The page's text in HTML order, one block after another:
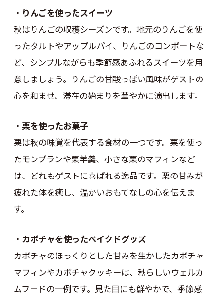
・りんごを使ったスイーツ
秋はりんごの収穫シーズンです。地元のりんごを使
ったタルトやアップルパイ、りんごのコンポートな
ど、シンプルながらも季節感あふれるスイーツを用
意しましょう。りんごの甘酸っぱい風味がゲストの
心を和ませ、滞在の始まりを華やかに演出します。
・栗を使ったお菓子
栗は秋の味覚を代表する食材の一つです。栗を使っ
たモンブランや栗羊羹、小さな栗のマフィンなど
は、どれもゲストに喜ばれる逸品です。栗の甘みが
疲れた体を癒し、温かいおもてなしの心を伝えま
す。
・カボチャを使ったベイクドグッズ
カボチャのほっくりとした甘みを生かしたカボチャ
マフィンやカボチャクッキーは、秋らしいウェルカ
ムフードの一例です。見た目にも鮮やかで、季節感